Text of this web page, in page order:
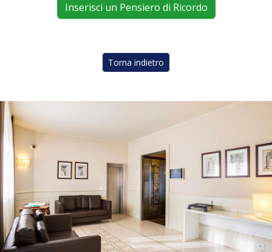
Inserisci un Pensiero di Ricordo
Torna indietro